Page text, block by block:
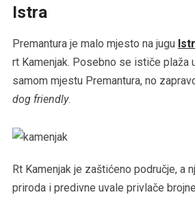
Istra
Premantura je malo mjesto na jugu
rt Kamenjak. Posebno se ističe plaža
samom mjestu Premantura, no
dog friendly.
Rt Kamenjak je zaštićeno područje, a
priroda i predivne uvale privlače